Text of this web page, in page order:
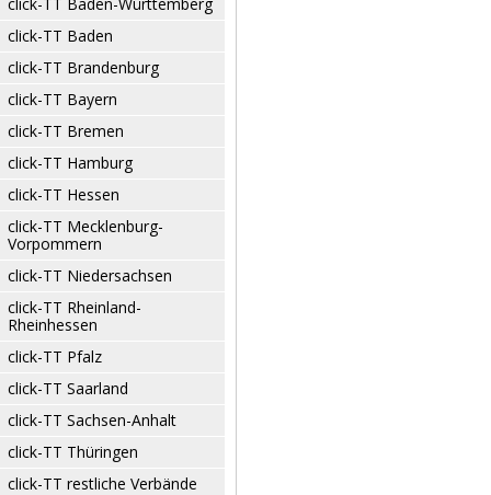
click-TT Baden
click-TT Brandenburg
click-TT Bayern
click-TT Bremen
click-TT Hamburg
click-TT Hessen
click-TT Mecklenburg-
Vorpommern
click-TT Niedersachsen
click-TT Rheinland-
Rheinhessen
click-TT Pfalz
click-TT Saarland
click-TT Sachsen-Anhalt
click-TT Thüringen
click-TT restliche Verbände